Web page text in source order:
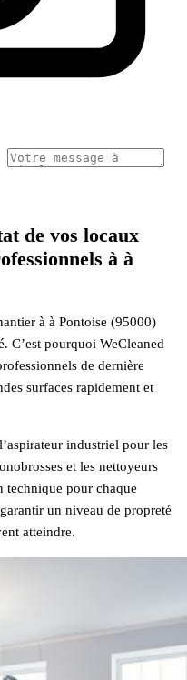
de vos locaux
à à
à à Pontoise (95000)
C’est pourquoi WeCleaned
de dernière
surfaces rapidement et
industriel pour les
et les nettoyeurs
technique pour chaque
un niveau de propreté
atteindre.